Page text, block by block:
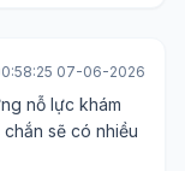
07-06-2026
nỗ lực khám
sẽ có nhiều